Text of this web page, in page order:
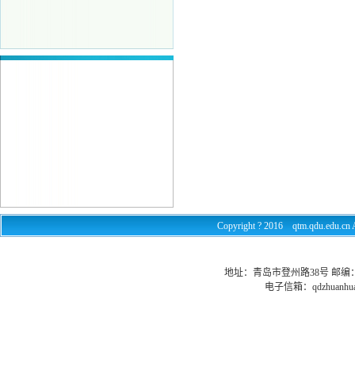
Copyright ? 2016
地址：青岛市登州路38号 邮编
电子信箱：